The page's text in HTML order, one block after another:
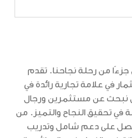
جزءًا من رحلة نجاحنا. تقدم
في علامة تجارية رائدة في
نبحث عن مستثمرين ورجال
في تحقيق النجاح والتميز. من
على دعم شامل وتدريب